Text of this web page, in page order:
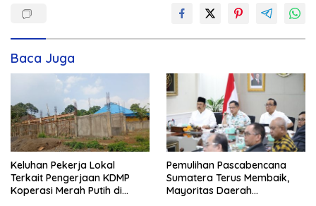
Baca Juga
Keluhan Pekerja Lokal
Terkait Pengerjaan KDMP
Koperasi Merah Putih di
Pemulihan Pascabencana
Sumatera Terus Membaik,
Mayoritas Daerah